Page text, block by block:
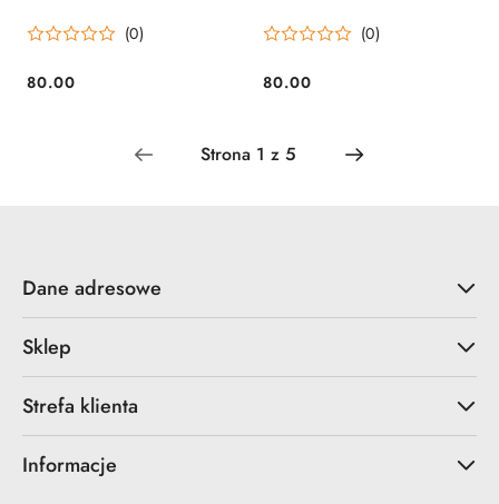
(0)
Cena:
80.00
(0)
Cena:
80.00
Dane adresowe
Sklep
Strefa klienta
Informacje